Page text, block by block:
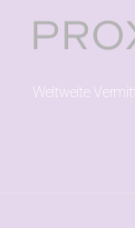
Weltweite